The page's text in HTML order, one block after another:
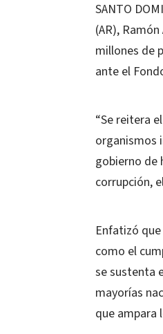
SANTO
(AR),
millones de
ante el
“Se reitera
organismos
gobierno de
corrupción,
Enfatizó
como el
se sustenta
mayorías
que ampara